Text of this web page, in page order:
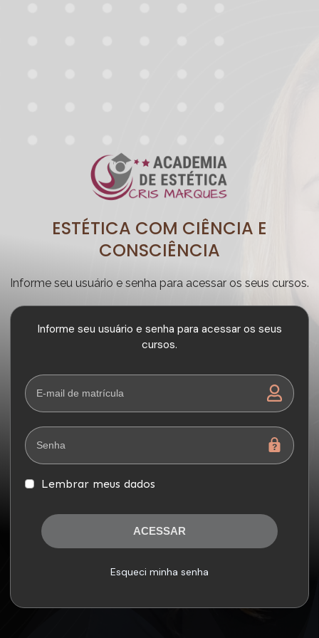
ESTÉTICA COM CIÊNCIA E
CONSCIÊNCIA
Informe seu usuário e senha para acessar os seus cursos.
Informe seu usuário e senha para acessar os seus
cursos.
Lembrar meus dados
ACESSAR
Esqueci minha senha